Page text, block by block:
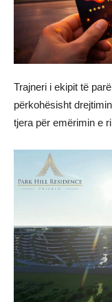
Trajneri i ekipit të
përkohësisht
tjera për emërimin e